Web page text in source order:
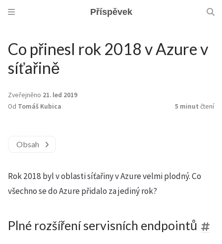
Příspěvek
Co přinesl rok 2018 v Azure v
síťařině
Zveřejněno 21. led 2019
Od Tomáš Kubica 5 minut čtení
Obsah
Rok 2018 byl v oblasti síťařiny v Azure velmi plodný. Co
všechno se do Azure přidalo za jediný rok?
Plné rozšíření servisních endpointů